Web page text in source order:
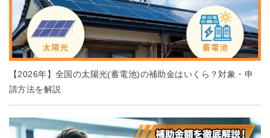
【2026年】全国の太陽光(蓄電池)の補助金はいくら？対象・申
請方法を解説